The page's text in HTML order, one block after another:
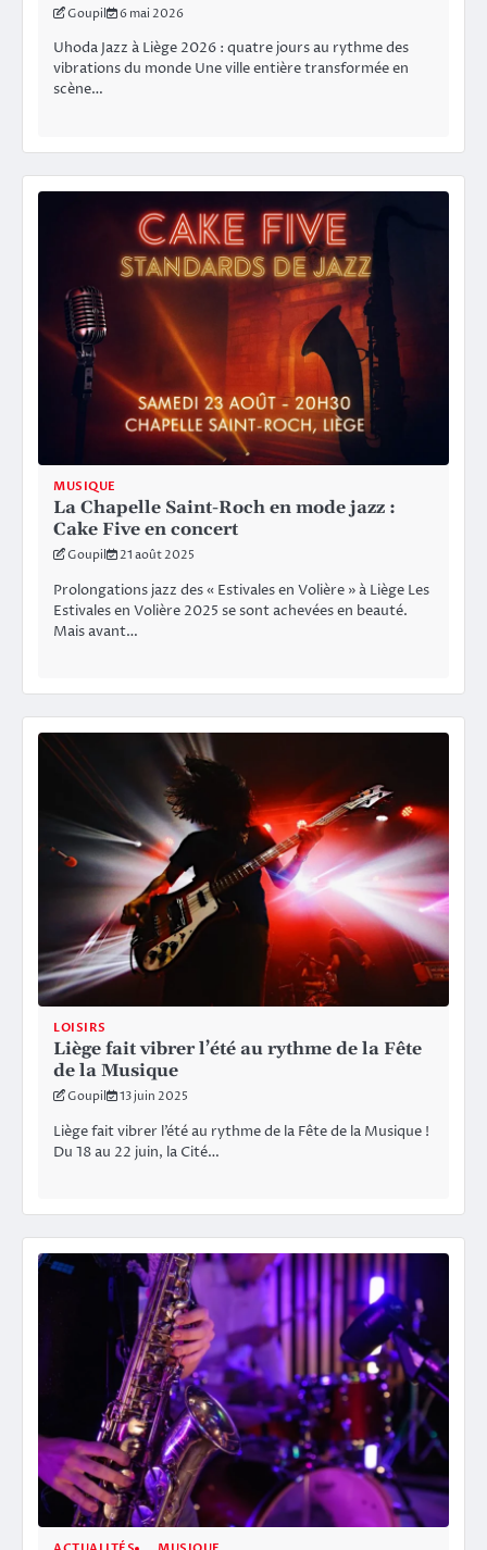
Goupil 6 mai 2026
Uhoda Jazz à Liège 2026 : quatre jours au rythme des
vibrations du monde Une ville entière transformée en
scène…
MUSIQUE
La Chapelle Saint-Roch en mode jazz :
Cake Five en concert
Goupil 21 août 2025
Prolongations jazz des « Estivales en Volière » à Liège Les
Estivales en Volière 2025 se sont achevées en beauté.
Mais avant…
LOISIRS
Liège fait vibrer l’été au rythme de la Fête
de la Musique
Goupil 13 juin 2025
Liège fait vibrer l’été au rythme de la Fête de la Musique !
Du 18 au 22 juin, la Cité…